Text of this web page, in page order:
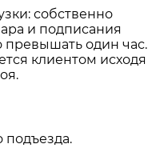
собственно
и подписания
превышать один час.
клиентом исходя
подъезда.